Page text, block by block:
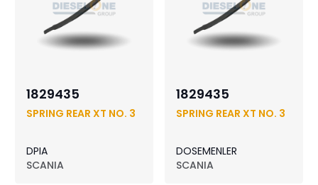
1829435
SPRING REAR XT NO. 3
DPIA
SCANIA
1829435
SPRING REAR XT NO. 3
DOSEMENLER
SCANIA